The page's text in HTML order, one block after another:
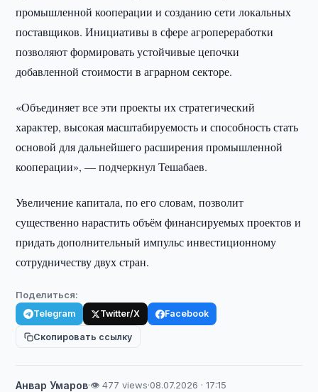
промышленной кооперации и созданию сети локальных
поставщиков. Инициативы в сфере агропереработки
позволяют формировать устойчивые цепочки
добавленной стоимости в аграрном секторе.
«Объединяет все эти проекты их стратегический
характер, высокая масштабируемость и способность стать
основой для дальнейшего расширения промышленной
кооперации», — подчеркнул Тешабаев.
Увеличение капитала, по его словам, позволит
существенно нарастить объём финансируемых проектов и
придать дополнительный импульс инвестиционному
сотрудничеству двух стран.
Поделиться:
Telegram Twitter/X Facebook
Скопировать ссылку
Анвар Умаров·👁 477 views·08.07.2026 · 17:15